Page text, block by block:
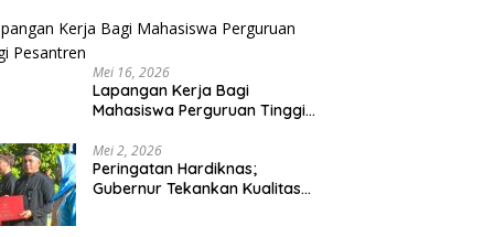
Mei 16, 2026
Lapangan Kerja Bagi
Mahasiswa Perguruan Tinggi
Mei 2, 2026
Peringatan Hardiknas;
Gubernur Tekankan Kualitas